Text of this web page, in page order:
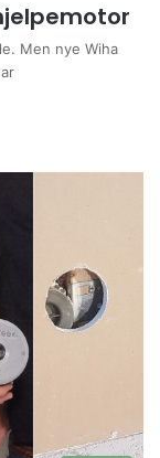
Men nye Wiha